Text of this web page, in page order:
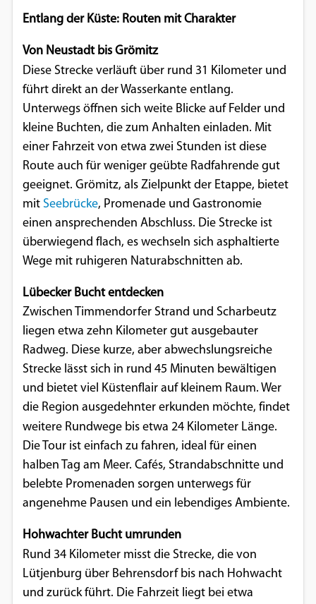
Entlang der Küste: Routen mit Charakter
Von Neustadt bis Grömitz
Diese Strecke verläuft über rund 31 Kilometer und
führt direkt an der Wasserkante entlang.
Unterwegs öffnen sich weite Blicke auf Felder und
kleine Buchten, die zum Anhalten einladen. Mit
einer Fahrzeit von etwa zwei Stunden ist diese
Route auch für weniger geübte Radfahrende gut
geeignet. Grömitz, als Zielpunkt der Etappe, bietet
mitSeebrücke, Promenade und Gastronomie
einen ansprechenden Abschluss. Die Strecke ist
überwiegend flach, es wechseln sich asphaltierte
Wege mit ruhigeren Naturabschnitten ab.
Lübecker Bucht entdecken
Zwischen Timmendorfer Strand und Scharbeutz
liegen etwa zehn Kilometer gut ausgebauter
Radweg. Diese kurze, aber abwechslungsreiche
Strecke lässt sich in rund 45 Minuten bewältigen
und bietet viel Küstenflair auf kleinem Raum. Wer
die Region ausgedehnter erkunden möchte, findet
weitere Rundwege bis etwa 24 Kilometer Länge.
Die Tour ist einfach zu fahren, ideal für einen
halben Tag am Meer. Cafés, Strandabschnitte und
belebte Promenaden sorgen unterwegs für
angenehme Pausen und ein lebendiges Ambiente.
Hohwachter Bucht umrunden
Rund 34 Kilometer misst die Strecke, die von
Lütjenburg über Behrensdorf bis nach Hohwacht
und zurück führt. Die Fahrzeit liegt bei etwa